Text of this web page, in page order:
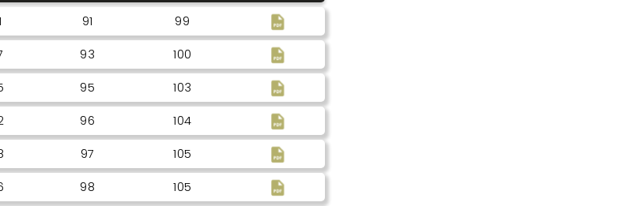
91 99
93 100
95 103
96 104
97 105
98 105